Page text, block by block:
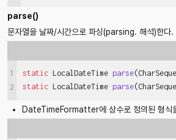
parse()
문자열을 날짜/시간으로 파싱(parsing. 해석)한다.
1
2
static LocalDateTime parse
static LocalDateTime parse
DateTimeFormatter에 상수로 정의된 형식